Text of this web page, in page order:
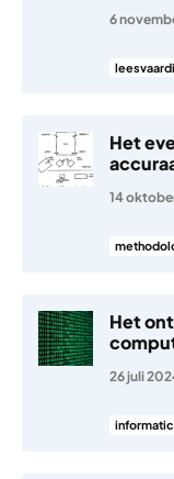
6
Het
14
Het
26 juli